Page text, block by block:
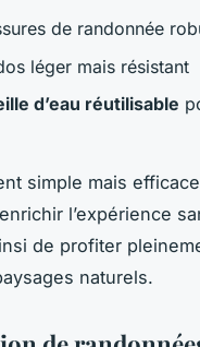
de randonnée
léger mais résistant
d’eau réutilisable
simple mais
l’expérience
de profiter
naturels.